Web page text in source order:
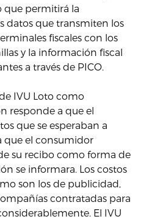
que permitirá la
datos que transmiten los
fiscales con los
y la información fiscal
a través de PICO.
IVU Loto como
responde a que el
que se esperaban a
que el consumidor
su recibo como forma de
se informara. Los costos
son los de publicidad,
contratadas para
El IVU